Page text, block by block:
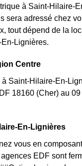
à Saint-Hilaire-
sera adressé chez
tout dépend de la
Lignières.
Centre
Saint-Hilaire-En-
18160 (Cher) au
En-Lignières
vous en
EDF sont